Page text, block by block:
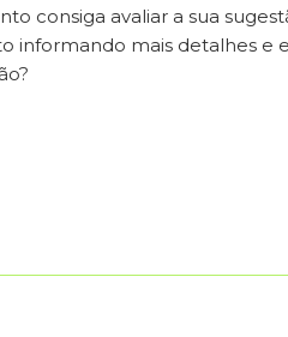
consiga avaliar a sua
informando mais detalhes e